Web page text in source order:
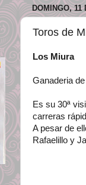
DOMINGO, 11
Toros de
Los Miura
Ganaderia
Es su 30ª
carreras
A pesar de
Rafaelillo y